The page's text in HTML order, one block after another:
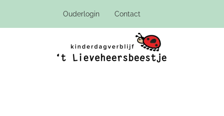
Ouderlogin Contact